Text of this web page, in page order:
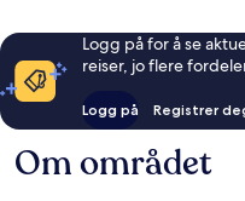
Logg på for å se
reiser, jo flere
Logg på Registrer
Om området